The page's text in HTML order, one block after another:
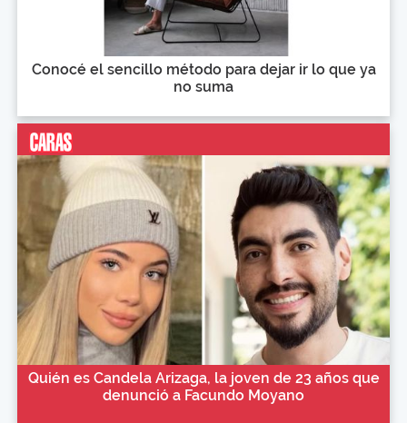
Conocé el sencillo método para dejar ir lo que ya
no suma
Quién es Candela Arizaga, la joven de 23 años que
denunció a Facundo Moyano